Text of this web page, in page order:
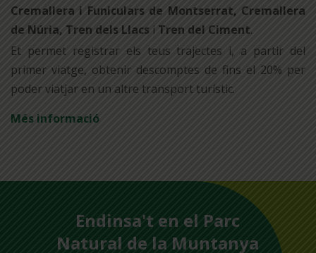
Cremallera i Funiculars de Montserrat, Cremallera
de Núria, Tren dels Llacs i Tren del Ciment.
Et permet registrar els teus trajectes i, a partir del
primer viatge, obtenir descomptes de fins el 20% per
poder viatjar en un altre transport turístic.
Més informació
Endinsa't en el Parc
Natural de la Muntanya